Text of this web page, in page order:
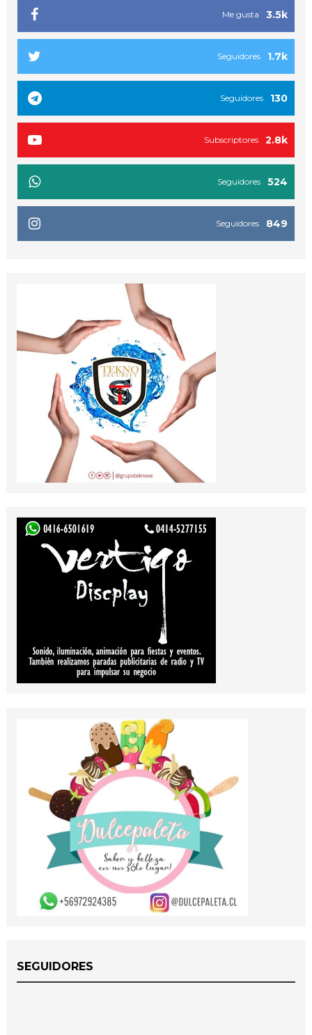
3.5k
Me gusta
1.7k
Seguidores
130
Seguidores
2.8k
Subscriptores
524
Seguidores
849
Seguidores
SEGUIDORES